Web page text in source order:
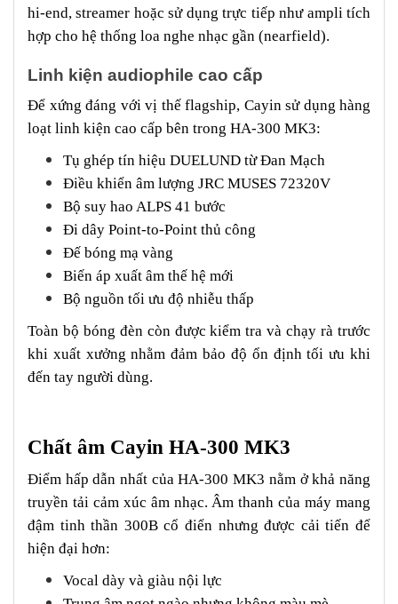
hi-end, streamer hoặc sử dụng trực tiếp như ampli tích
hợp cho hệ thống loa nghe nhạc gần (nearfield).
Linh kiện audiophile cao cấp
Để xứng đáng với vị thế flagship, Cayin sử dụng hàng
loạt linh kiện cao cấp bên trong HA-300 MK3:
Tụ ghép tín hiệu DUELUND từ Đan Mạch
Điều khiển âm lượng JRC MUSES 72320V
Bộ suy hao ALPS 41 bước
Đi dây Point-to-Point thủ công
Đế bóng mạ vàng
Biến áp xuất âm thế hệ mới
Bộ nguồn tối ưu độ nhiễu thấp
Toàn bộ bóng đèn còn được kiểm tra và chạy rà trước
khi xuất xưởng nhằm đảm bảo độ ổn định tối ưu khi
đến tay người dùng.
Chất âm Cayin HA-300 MK3
Điểm hấp dẫn nhất của HA-300 MK3 nằm ở khả năng
truyền tải cảm xúc âm nhạc. Âm thanh của máy mang
đậm tinh thần 300B cổ điển nhưng được cải tiến để
hiện đại hơn:
Vocal dày và giàu nội lực